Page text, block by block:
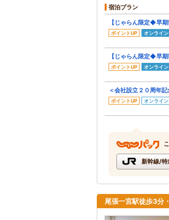
宿泊プラン
【じゃらん限定◆早
ポイントUP オンライ
【じゃらん限定◆早
ポイントUP オンライ
＜会社設立２０周年
ポイントUP オンライ
新幹線/特
尾張一宮駅徒歩3分